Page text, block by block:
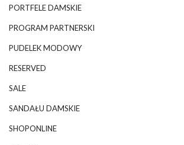
PORTFELE DAMSKIE
PROGRAM PARTNERSKI
PUDELEK MODOWY
RESERVED
SALE
SANDAŁU DAMSKIE
SHOPONLINE